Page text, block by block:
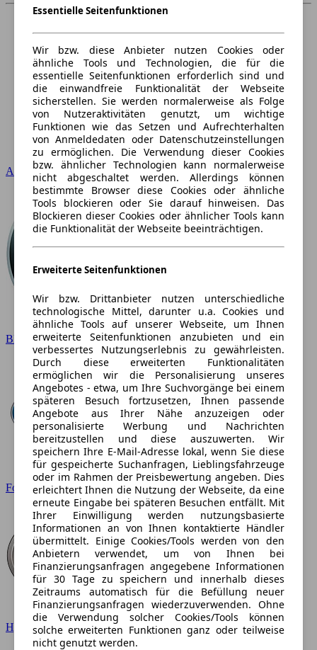
Audi
BMW
Ford
Hyundai
Essentielle Seitenfunktionen
Wir bzw. diese Anbieter nutzen Cookies oder
ähnliche Tools und Technologien, die für die
essentielle Seitenfunktionen erforderlich sind und
die einwandfreie Funktionalität der Webseite
sicherstellen. Sie werden normalerweise als Folge
von Nutzeraktivitäten genutzt, um wichtige
Funktionen wie das Setzen und Aufrechterhalten
von Anmeldedaten oder Datenschutzeinstellungen
zu ermöglichen. Die Verwendung dieser Cookies
bzw. ähnlicher Technologien kann normalerweise
nicht abgeschaltet werden. Allerdings können
bestimmte Browser diese Cookies oder ähnliche
Tools blockieren oder Sie darauf hinweisen. Das
Blockieren dieser Cookies oder ähnlicher Tools kann
die Funktionalität der Webseite beeinträchtigen.
Erweiterte Seitenfunktionen
Wir bzw. Drittanbieter nutzen unterschiedliche
technologische Mittel, darunter u.a. Cookies und
ähnliche Tools auf unserer Webseite, um Ihnen
erweiterte Seitenfunktionen anzubieten und ein
verbessertes Nutzungserlebnis zu gewährleisten.
Durch diese erweiterten Funktionalitäten
ermöglichen wir die Personalisierung unseres
Angebotes - etwa, um Ihre Suchvorgänge bei einem
späteren Besuch fortzusetzen, Ihnen passende
Angebote aus Ihrer Nähe anzuzeigen oder
personalisierte Werbung und Nachrichten
bereitzustellen und diese auszuwerten. Wir
speichern Ihre E-Mail-Adresse lokal, wenn Sie diese
für gespeicherte Suchanfragen, Lieblingsfahrzeuge
oder im Rahmen der Preisbewertung angeben. Dies
erleichtert Ihnen die Nutzung der Webseite, da eine
erneute Eingabe bei späteren Besuchen entfällt. Mit
Ihrer Einwilligung werden nutzungsbasierte
Informationen an von Ihnen kontaktierte Händler
übermittelt. Einige Cookies/Tools werden von den
Anbietern verwendet, um von Ihnen bei
Finanzierungsanfragen angegebene Informationen
für 30 Tage zu speichern und innerhalb dieses
Zeitraums automatisch für die Befüllung neuer
Finanzierungsanfragen wiederzuverwenden. Ohne
die Verwendung solcher Cookies/Tools können
solche erweiterten Funktionen ganz oder teilweise
nicht genutzt werden.